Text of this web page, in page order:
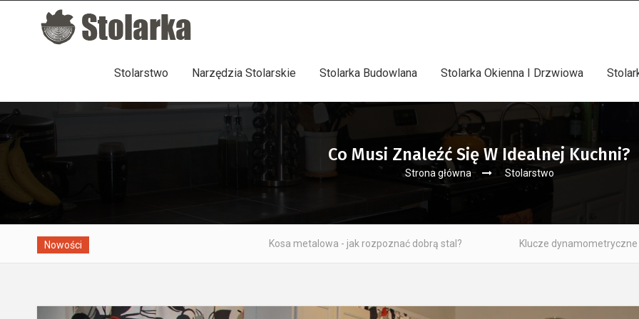
Stolarstwo Narzędzia Stolarskie Stolarka Budowlana Stolarka Okienna I Drzwiowa
Co Musi Znaleźć Się W Idealnej Kuchni?
Strona główna Stolarstwo
Nowości Kosa metalowa - jak rozpoznać dobrą stal? Klucze dynamometryczne – rodzaje,